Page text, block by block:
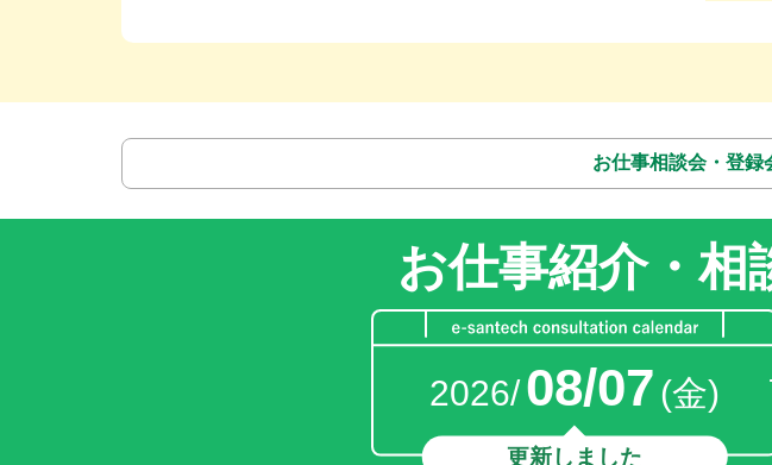
お仕事相談会・登録
お仕事紹介・相
2026/08/07 (金)
更新しました